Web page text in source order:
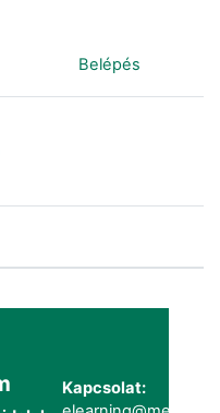
Belépés
Kapcsolat: